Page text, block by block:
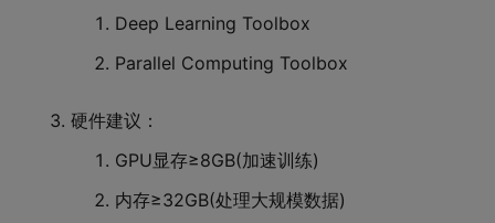
Deep Learning Toolbox
Parallel Computing Toolbox
硬件建议：
GPU显存≥8GB(加速训练)
内存≥32GB(处理大规模数据)